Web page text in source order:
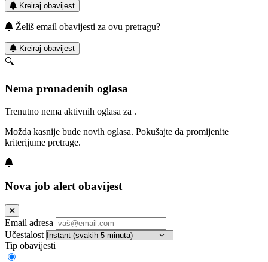
Kreiraj obavijest
Želiš email obavijesti za ovu pretragu?
Kreiraj obavijest
🔍
Nema pronađenih oglasa
Trenutno nema aktivnih oglasa za .
Možda kasnije bude novih oglasa. Pokušajte da promijenite
kriterijume pretrage.
Nova job alert obavijest
Email adresa
Učestalost
Tip obavijesti